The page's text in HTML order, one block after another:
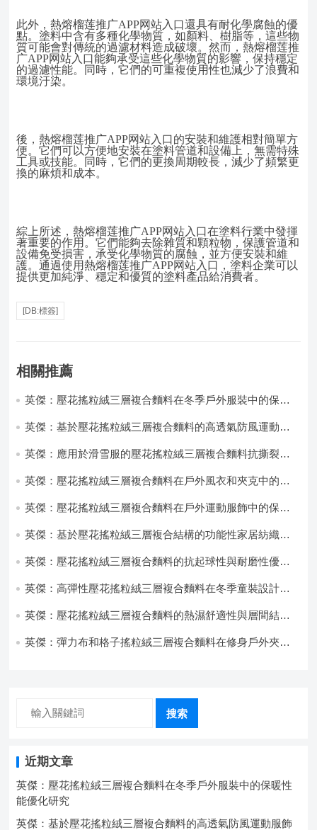
此外，熱熔榴莲推广APP网站入口還具有耐化學腐蝕的優
點。塗料中含有多種化學物質，如顏料、樹脂等，這些物
質可能會對傳統的過濾材料造成破壞。然而，熱熔榴莲推
广APP网站入口能夠承受這些化學物質的影響，保持穩定
的過濾性能。同時，它們的可重複使用性也減少了浪費和
環境汙染。
後，熱熔榴莲推广APP网站入口的安裝和維護相對簡單方
便。它們可以方便地安裝在塗料管道和設備上，無需特殊
工具或技能。同時，它們的更換周期較長，減少了頻繁更
換的麻煩和成本。
綜上所述，熱熔榴莲推广APP网站入口在塗料行業中發揮
著重要的作用。它們能夠去除雜質和顆粒物，保護管道和
設備免受損害，承受化學物質的腐蝕，並方便安裝和維
護。通過使用熱熔榴莲推广APP网站入口，塗料企業可以
提供更加純淨、穩定和優質的塗料產品給消費者。
[DB:標簽]
相關推薦
英傑：壓花搖粒絨三層複合麵料在冬季戶外服裝中的保暖
英傑：基於壓花搖粒絨三層複合麵料的高透氣防風運動服
英傑：應用於滑雪服的壓花搖粒絨三層複合麵料抗撕裂與
英傑：壓花搖粒絨三層複合麵料在戶外風衣和夾克中的應
英傑：壓花搖粒絨三層複合麵料在戶外運動服飾中的保暖
英傑：基於壓花搖粒絨三層複合結構的功能性家居紡織品
英傑：壓花搖粒絨三層複合麵料的抗起球性與耐磨性優化
英傑：高彈性壓花搖粒絨三層複合麵料在冬季童裝設計中
英傑：壓花搖粒絨三層複合麵料的熱濕舒適性與層間結合
英傑：彈力布和格子搖粒絨三層複合麵料在修身戶外夾克
搜索
近期文章
英傑：壓花搖粒絨三層複合麵料在冬季戶外服裝中的保暖性
能優化研究
英傑：基於壓花搖粒絨三層複合麵料的高透氣防風運動服飾